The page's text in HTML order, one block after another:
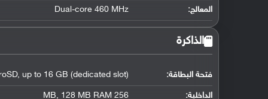
المعالج:
Dual-core 460 MHz
الذاكرة
فتحة البطاقة: up to 16 GB (dedicated slot)
الداخلية: 256 MB, 128 MB RAM